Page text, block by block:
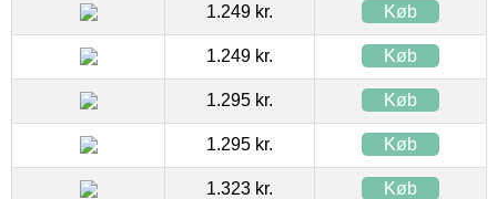
1.249 kr. Køb
1.249 kr. Køb
1.295 kr. Køb
1.295 kr. Køb
1.323 kr. Køb